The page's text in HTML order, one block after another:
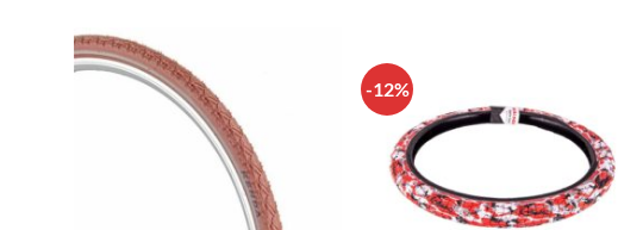
-12%
επιθυμιών